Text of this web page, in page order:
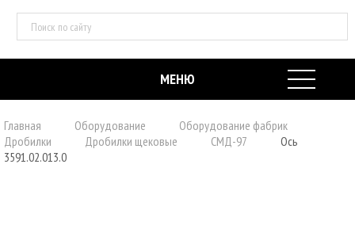
МЕНЮ
ОБОРУДОВАНИЕ
Главная Оборудование
Оборудование фабрик
Дробилки
Дробилки щековые СМД-97
Ось
3591.02.013.0